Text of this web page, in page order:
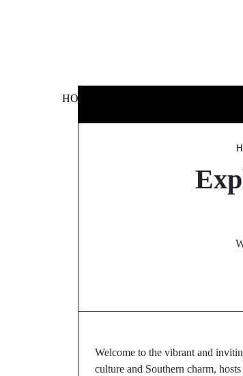
HOME
Welcome to the vibrant and
culture and Southern charm,